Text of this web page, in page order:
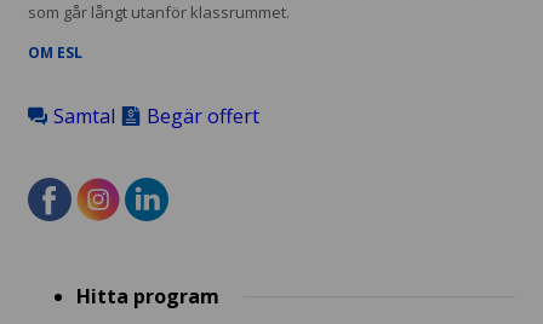
som går långt utanför klassrummet.
OM ESL
Samtal Begär offert
menuHitta program